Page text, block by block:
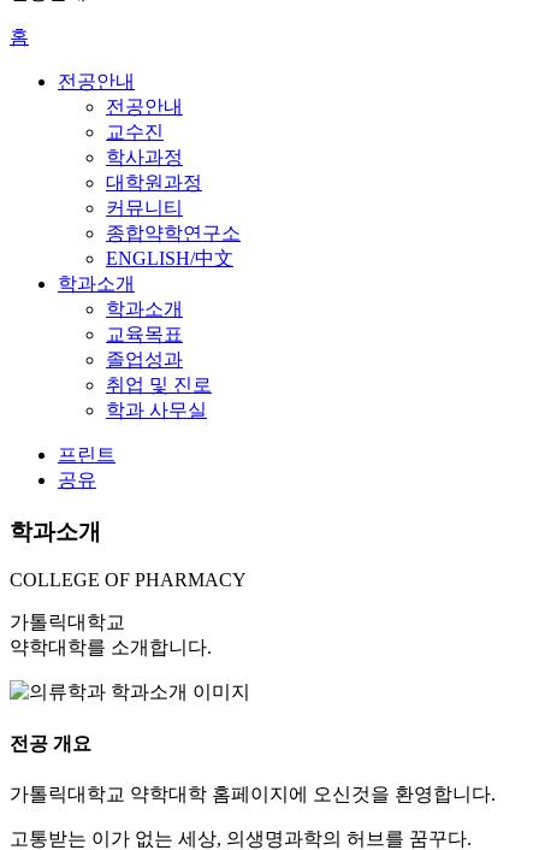
홈
전공안내
전공안내
교수진
학사과정
대학원과정
커뮤니티
종합약학연구소
ENGLISH/中文
학과소개
학과소개
교육목표
졸업성과
취업 및 진로
학과 사무실
프린트
공유
학과소개
COLLEGE OF PHARMACY
가톨릭대학교
약학대학를 소개합니다.
전공 개요
가톨릭대학교 약학대학 홈페이지에 오신것을 환영합니다.
고통받는 이가 없는 세상, 의생명과학의 허브를 꿈꾸다.